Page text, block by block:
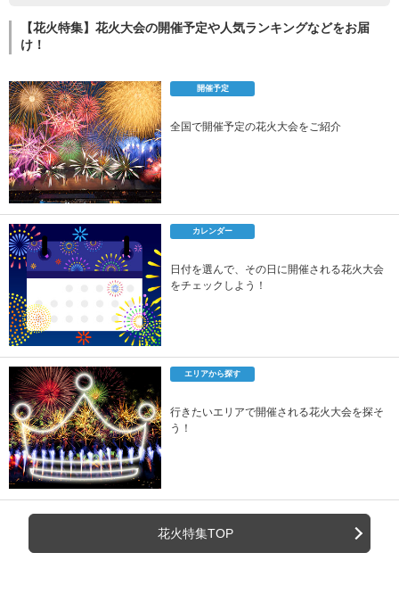
【花火特集】花火大会の開催予定や人気ランキングなどをお届
け！
開催予定
全国で開催予定の花火大会をご紹介
カレンダー
日付を選んで、その日に開催される花火大会
をチェックしよう！
エリアから探す
行きたいエリアで開催される花火大会を探そ
う！
花火特集TOP